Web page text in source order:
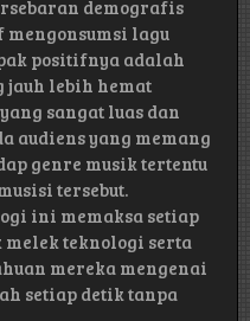
demografis
lagu
positifnya adalah
jauh lebih hemat
sangat luas dan
audiens yang memang
genre musik tertentu
tersebut.
ini memaksa setiap
teknologi serta
mereka mengenai
setiap detik tanpa